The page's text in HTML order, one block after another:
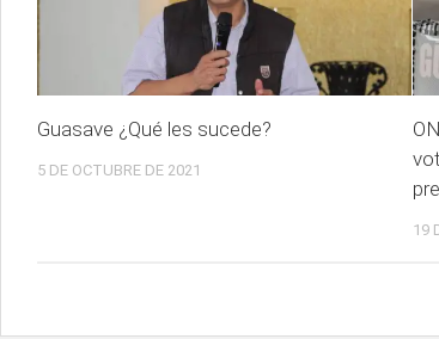
Guasave ¿Qué les sucede?
5 DE OCTUBRE DE 2021
19